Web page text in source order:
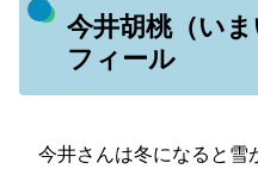
今井胡桃（い
フィール
今井さんは冬になると雪